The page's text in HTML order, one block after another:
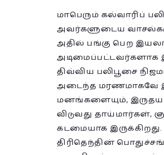
மாபெரும் கல்வாரிப்
அவர்களுடைய
அதில் பங்கு பெற
அடிமைப்பட்டவர்களாக
திவ்விய பலிபூசை
அடைந்த மரணமாகவே
மனங்களையும்,
விடுவது
கடமையாக
திரிதெந்தின்